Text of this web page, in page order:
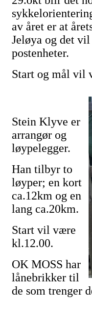
av året er at
Jeløya og det
postenheter.
Start og mål
Stein Klyve er
arrangør og
løypelegger.
Han tilbyr to
løyper; en kort
ca.12km og en
lang ca.20km.
Start vil være
kl.12.00.
OK MOSS har
lånebrikker til
de som trenger